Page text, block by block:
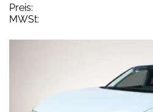
Preis:
MWSt: